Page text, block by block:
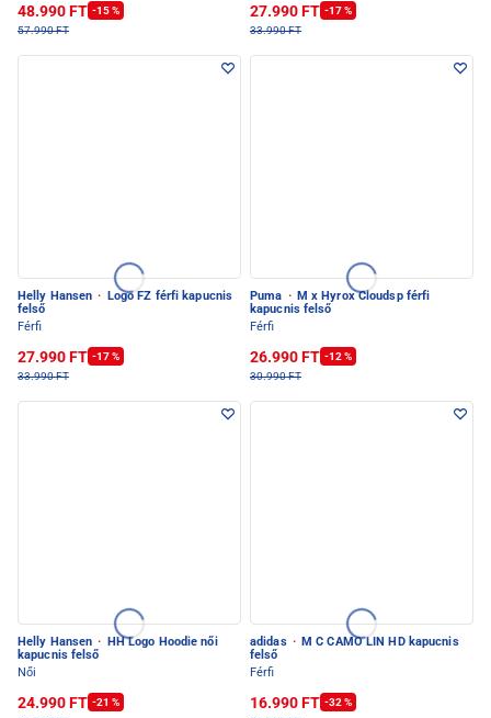
48.990 FT -15 %
57.990 FT
27.990 FT -17 %
33.990 FT
Helly Hansen ·
Logo FZ férfi kapucnis
felső
Férfi
27.990 FT -17 %
33.990 FT
Puma · M x Hyrox Cloudsp férfi
kapucnis felső
Férfi
26.990 FT -12 %
30.990 FT
Helly Hansen ·
HH Logo Hoodie női
kapucnis felső
Női
24.990 FT -21 %
adidas · M C CAMO LIN HD kapucnis
felső
Férfi
16.990 FT -32 %